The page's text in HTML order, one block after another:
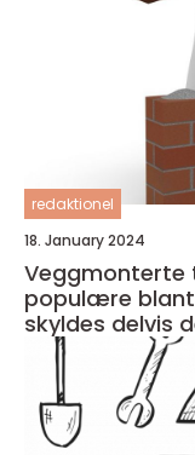
redaktionel
18. January 2024
Veggmonterte
populære
skyldes delvis